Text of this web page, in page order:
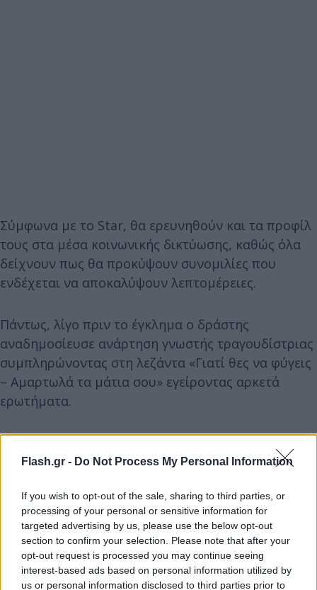
Flash.gr - Do Not Process My Personal Information
If you wish to opt-out of the sale, sharing to third parties, or
processing of your personal or sensitive information for
targeted advertising by us, please use the below opt-out
section to confirm your selection. Please note that after your
opt-out request is processed you may continue seeing
interest-based ads based on personal information utilized by
us or personal information disclosed to third parties prior to
Σύμφωνα με το Star, θα ερευνηθούν και τα προφίλ
τους στα μέσα κοινωνικής δικτύωσης, καθώς όλα
δείχνουν πως θα προκύψουν συνομιλίες που
ενδέχεται να αποκαλύψουν λεπτομέρειες.
Πάντως, λίγο πριν το έγκλημα ο δράστης
αναδημοσίευσε ανάρτηση γνωστής τραγουδίστριας
συμπληρώνοντας στη λεζάντα «Γιατί θες να φύγεις
– Αμαρτωλά τα μάτια σου» εγείροντας αρκετά
ερωτήματα.
Πως συνέβη η ανείπωτη τραγωδία